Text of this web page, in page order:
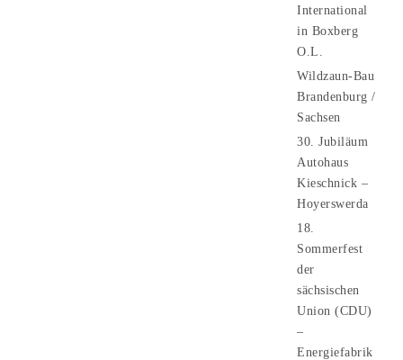
International
in Boxberg
O.L.
Wildzaun-Bau
Brandenburg /
Sachsen
30. Jubiläum
Autohaus
Kieschnick –
Hoyerswerda
18.
Sommerfest
der
sächsischen
Union (CDU)
–
Energiefabrik